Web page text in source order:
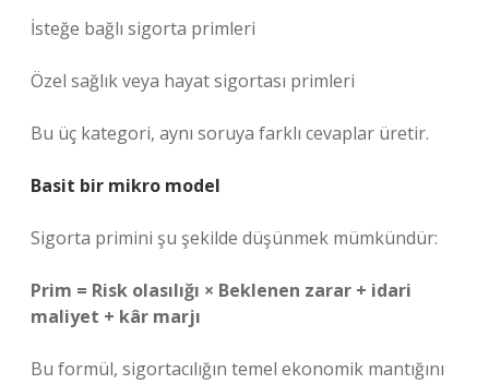
İsteğe bağlı sigorta primleri
Özel sağlık veya hayat sigortası primleri
Bu üç kategori, aynı soruya farklı cevaplar üretir.
Basit bir mikro model
Sigorta primini şu şekilde düşünmek mümkündür:
Prim = Risk olasılığı × Beklenen zarar + idari
maliyet + kâr marjı
Bu formül, sigortacılığın temel ekonomik mantığını